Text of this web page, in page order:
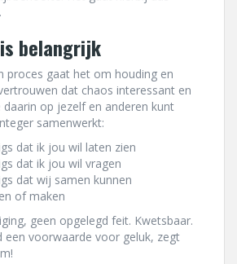
belangrijk
proces gaat het om houding en
dat chaos interessant en
daarin op jezelf en anderen kunt
samenwerkt:
dat ik jou wil laten zien
dat ik jou wil vragen
dat wij samen kunnen
of maken
geen opgelegd feit. Kwetsbaar.
een voorwaarde voor geluk, zegt